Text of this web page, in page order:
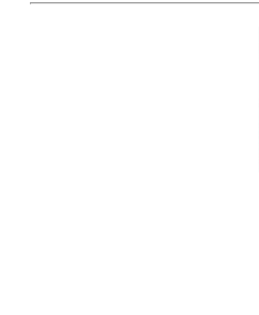
וולוב, אקואושן